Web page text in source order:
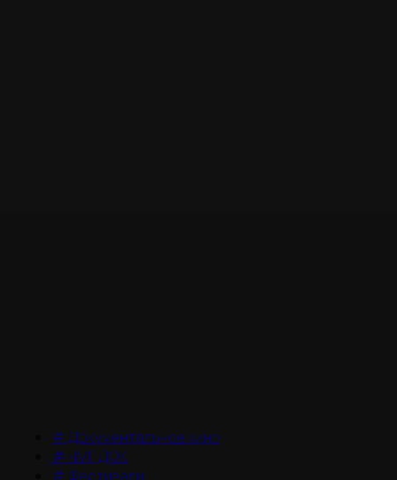
# Документальное кино
# НМГ ДОК
# Фестивали